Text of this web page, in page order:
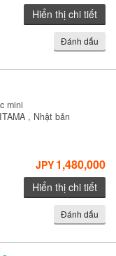
Hiển thị chi tiết
Đánh dấu
mini
, Nhật bản
JPY 1,480,000
Hiển thị chi tiết
Đánh dấu